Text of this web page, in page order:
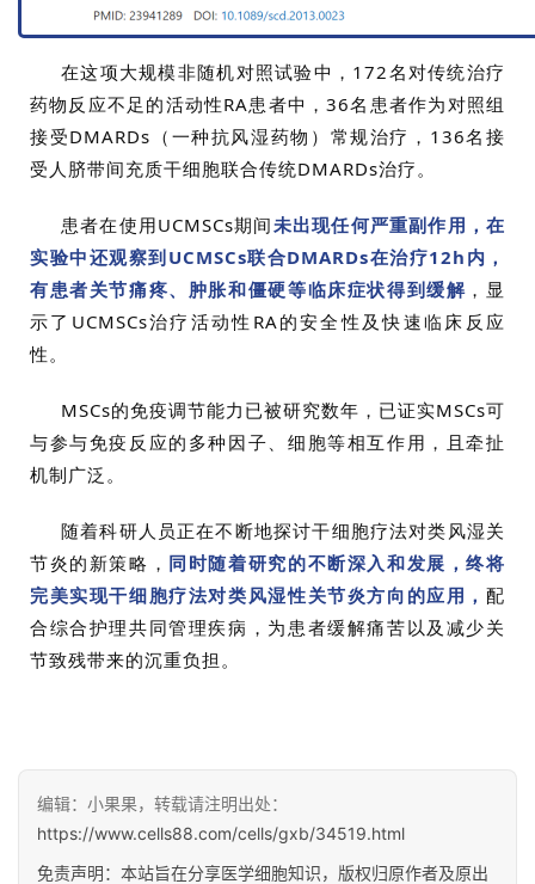
在这项大规模非随机对照试验中，172名对传统治疗
药物反应不足的活动性RA患者中，36名患者作为对照组
接受DMARDs（一种抗风湿药物）常规治疗，136名接
受人脐带间充质干细胞联合传统DMARDs治疗。
患者在使用UCMSCs期间未出现任何严重副作用，在
实验中还观察到UCMSCs联合DMARDs在治疗12h内，
有患者关节痛疼、肿胀和僵硬等临床症状得到缓解 ，显
示了UCMSCs治疗活动性RA的安全性及快速临床反应
性。
MSCs的免疫调节能力已被研究数年，已证实MSCs可
与参与免疫反应的多种因子、细胞等相互作用，且牵扯
机制广泛。
随着科研人员正在不断地探讨干细胞疗法对类风湿关
节炎的新策略， 同时随着研究的不断深入和发展，终将
完美实现干细胞疗法对类风湿性关节炎方向的应用， 配
合综合护理共同管理疾病，为患者缓解痛苦以及减少关
节致残带来的沉重负担。
编辑：小果果，转载请注明出处：
https://www.cells88.com/cells/gxb/34519.html
免责声明：本站旨在分享医学细胞知识，版权归原作者及原出